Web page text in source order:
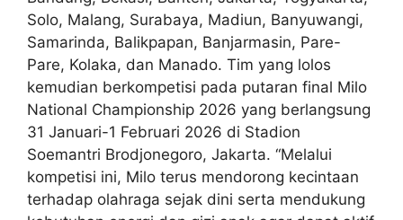
Solo, Malang, Surabaya, Madiun, Banyuwangi,
Samarinda, Balikpapan, Banjarmasin, Pare-
Pare, Kolaka, dan Manado. Tim yang lolos
kemudian berkompetisi pada putaran final Milo
National Championship 2026 yang berlangsung
31 Januari-1 Februari 2026 di Stadion
Soemantri Brodjonegoro, Jakarta. “Melalui
kompetisi ini, Milo terus mendorong kecintaan
terhadap olahraga sejak dini serta mendukung